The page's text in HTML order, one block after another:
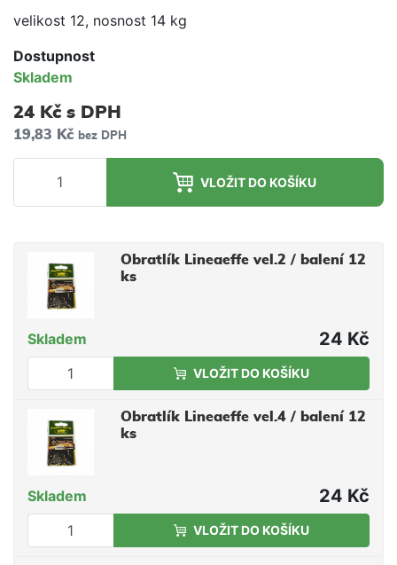
velikost 12, nosnost 14 kg
Dostupnost
Skladem
24 Kč s DPH
19,83 Kč bez DPH
VLOŽIT DO KOŠÍKU
Obratlík Lineaeffe vel.2 / balení 12
ks
Skladem 24 Kč
VLOŽIT DO KOŠÍKU
Obratlík Lineaeffe vel.4 / balení 12
ks
Skladem 24 Kč
VLOŽIT DO KOŠÍKU